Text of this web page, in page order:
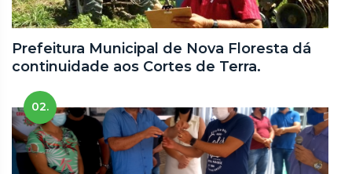
Prefeitura Municipal de Nova Floresta dá
continuidade aos Cortes de Terra.
02.